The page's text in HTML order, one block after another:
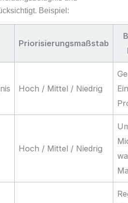
Beispiel:
Priorisierungsmaßstab
Hoch / Mittel / Niedrig
Hoch / Mittel / Niedrig